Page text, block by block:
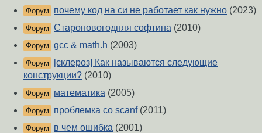
Форум почему код на си не работает как нужно (2023)
Форум Староновогодняя софтина (2010)
Форум gcc & math.h (2003)
Форум
[склероз] Как называются следующие
конструкции? (2010)
Форум математика (2005)
Форум проблемка со scanf(2011)
Форум в чем ошибка (2001)